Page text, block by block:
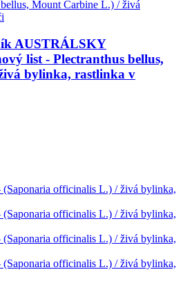
AUSTRÁLSKY
list - Plectranthus bellus,
bylinka, rastlinka v